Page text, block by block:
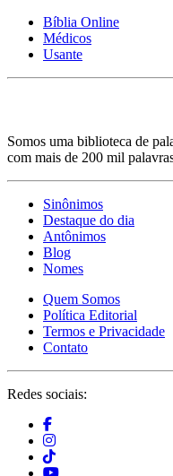
Bíblia Online
Médicos
Usante
Somos uma biblioteca de
com mais de 200 mil
Sinônimos
Destaque do dia
Antônimos
Blog
Nomes
Quem Somos
Política Editorial
Termos e Privacidade
Contato
Redes sociais: